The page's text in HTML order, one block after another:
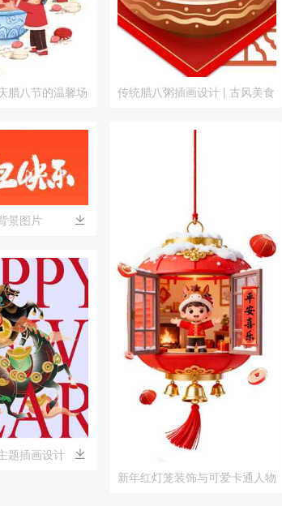
腊八节的温馨场
景图片
题插画设计
传统腊八粥插画设计 | 古风美食
新年红灯笼装饰与可爱卡通人物